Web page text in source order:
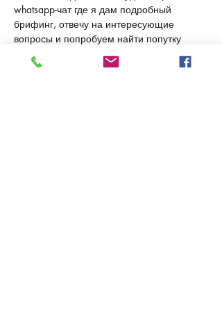
whatsapp-чат где я дам подробный
брифинг, отвечу на интересующие
вопросы и попробуем найти попутку
"безлошадным" участникам.